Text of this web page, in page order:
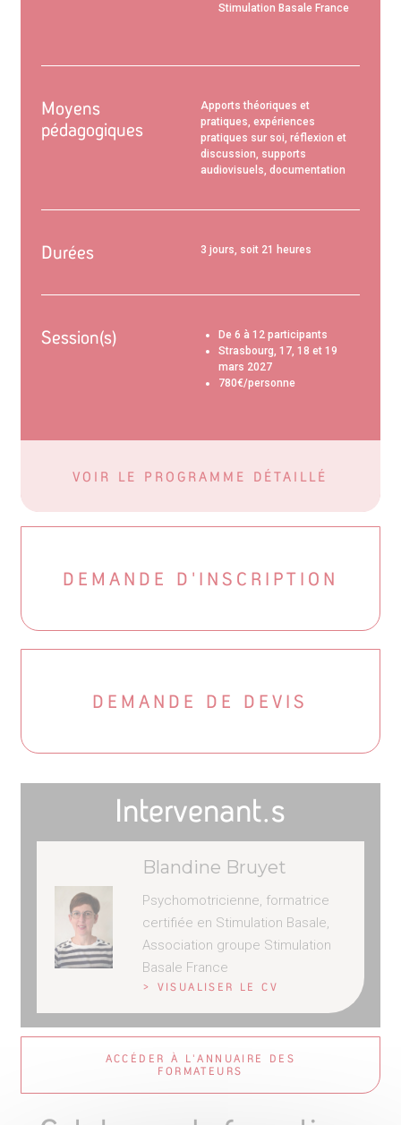
Stimulation Basale France
Moyens
pédagogiques
Apports théoriques et
pratiques, expériences
pratiques sur soi, réflexion et
discussion, supports
audiovisuels, documentation
Durées 3 jours, soit 21 heures
Session(s)
De 6 à 12 participants
Strasbourg, 17, 18 et 19
mars 2027
780€/personne
VOIR LE PROGRAMME DÉTAILLÉ
DEMANDE D'INSCRIPTION
DEMANDE DE DEVIS
Intervenant.s
Blandine Bruyet
Psychomotricienne, formatrice
certifiée en Stimulation Basale,
Association groupe Stimulation
Basale France
> VISUALISER LE CV
ACCÉDER À L'ANNUAIRE DES
FORMATEURS